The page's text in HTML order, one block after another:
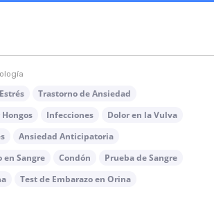
Estrés
Trastorno de Ansiedad
Infecciones
Dolor en la Vulva
Ansiedad Anticipatoria
en Sangre Condón
Prueba de Sangre
Test de Embarazo en Orina